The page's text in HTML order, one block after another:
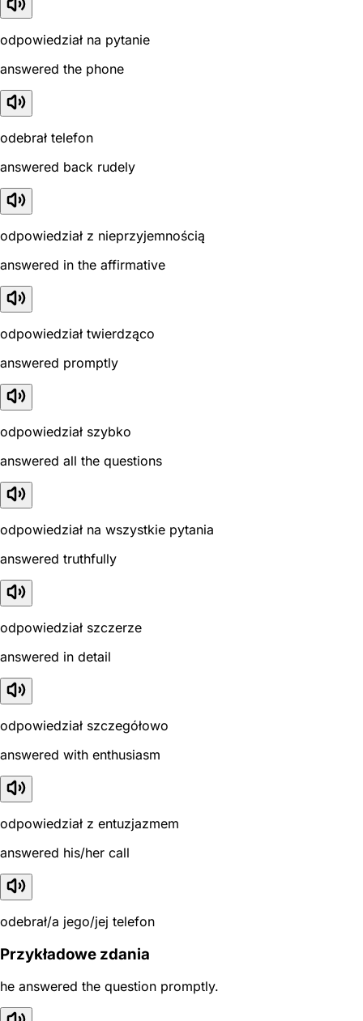
odpowiedział na pytanie
answered the phone
odebrał telefon
answered back rudely
odpowiedział z nieprzyjemnością
answered in the affirmative
odpowiedział twierdząco
answered promptly
odpowiedział szybko
answered all the questions
odpowiedział na wszystkie pytania
answered truthfully
odpowiedział szczerze
answered in detail
odpowiedział szczegółowo
answered with enthusiasm
odpowiedział z entuzjazmem
answered his/her call
odebrał/a jego/jej telefon
Przykładowe zdania
he answered the question promptly.